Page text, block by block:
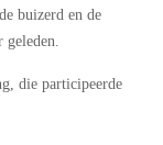
buizerd en de
die participeerde